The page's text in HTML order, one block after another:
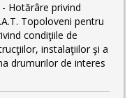
Hotărâre privind
Topoloveni pentru
condiţiile de
instalaţiilor şi a
drumurilor de interes